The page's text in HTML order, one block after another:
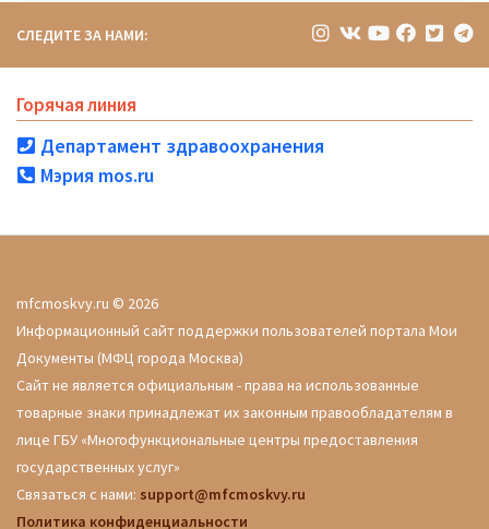
СЛЕДИТЕ ЗА НАМИ:
Горячая линия
Департамент здравоохранения
Мэрия mos.ru
mfcmoskvy.ru © 2026
Информационный сайт поддержки пользователей портала Мои
Документы (МФЦ города Москва)
Сайт не является официальным - права на использованные
товарные знаки принадлежат их законным правообладателям в
лице ГБУ «Многофункциональные центры предоставления
государственных услуг»
Связаться с нами: support@mfcmoskvy.ru
Политика конфиденциальности